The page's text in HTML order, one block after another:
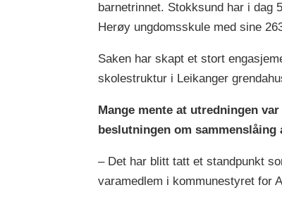
barnetrinnet. Stokksund har i dag
Herøy ungdomsskule med sine
Saken har skapt et stort
skolestruktur i Leikanger
Mange mente at utredningen
beslutningen om sammenslåing
– Det har blitt tatt et standpunkt
varamedlem i kommunestyret for